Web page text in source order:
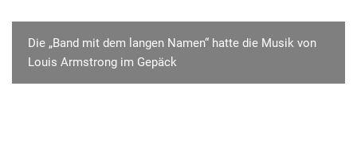
Die „Band mit dem langen Namen“ hatte die Musik von
Louis Armstrong im Gepäck